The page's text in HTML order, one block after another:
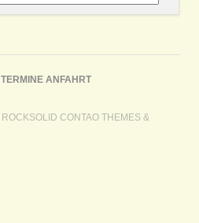
TERMINE ANFAHRT
ROCKSOLID CONTAO THEMES &